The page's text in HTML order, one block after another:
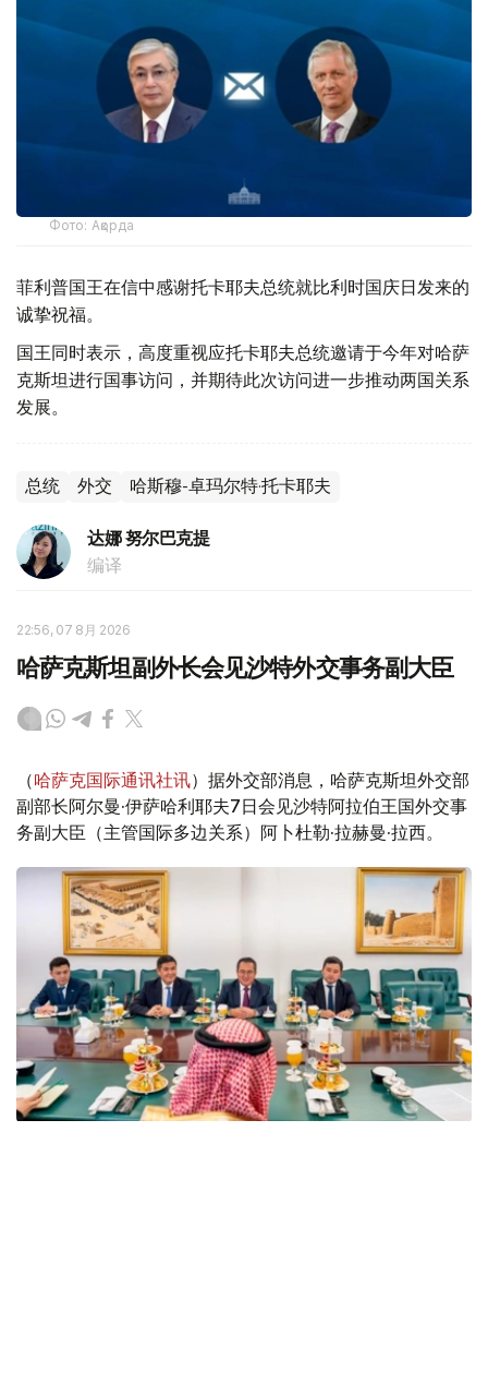
Фото: Ақорда
菲利普国王在信中感谢托卡耶夫总统就比利时国庆日发来的
诚挚祝福。
国王同时表示，高度重视应托卡耶夫总统邀请于今年对哈萨
克斯坦进行国事访问，并期待此次访问进一步推动两国关系
发展。
总统 外交 哈斯穆-卓玛尔特·托卡耶夫
达娜 努尔巴克提
编译
22:56, 07 8月 2026
哈萨克斯坦副外长会见沙特外交事务副大臣
（哈萨克国际通讯社讯）据外交部消息，哈萨克斯坦外交部
副部长阿尔曼·伊萨哈利耶夫7日会见沙特阿拉伯王国外交事
务副大臣（主管国际多边关系）阿卜杜勒·拉赫曼·拉西。